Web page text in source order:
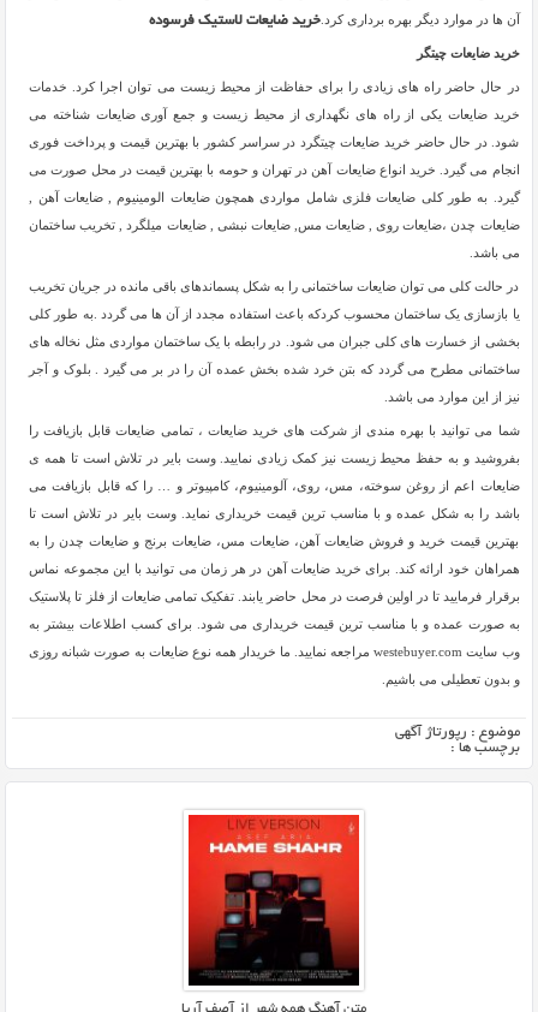
آن ها در موارد دیگر بهره برداری کرد.خرید ضایعات لاستیک فرسوده
خرید ضایعات چیتگر
در حال حاضر راه های زیادی را برای حفاظت از محیط زیست می توان اجرا کرد. خدمات
خرید ضایعات یکی از راه های نگهداری از محیط زیست و جمع آوری ضایعات شناخته می
شود. در حال حاضر خرید ضایعات چیتگرد در سراسر کشور با بهترین قیمت و پرداخت فوری
انجام می گیرد. خرید انواع ضایعات آهن در تهران و حومه با بهترین قیمت در محل صورت می
گیرد. به طور کلی ضایعات فلزی شامل مواردی همچون ضایعات الومینیوم , ضایعات آهن ,
ضایعات چدن ،ضایعات روی , ضایعات مس, ضایعات نبشی , ضایعات میلگرد , تخریب ساختمان
می باشد.
در حالت کلی می توان ضایعات ساختمانی را به شکل پسماندهای باقی مانده در جریان تخریب
یا بازسازی یک ساختمان محسوب کردکه باعث استفاده مجدد از آن ها می گردد .به طور کلی
بخشی از خسارت های کلی جبران می شود. در رابطه با یک ساختمان مواردی مثل نخاله های
ساختمانی مطرح می گردد که بتن خرد شده بخش عمده آن را در بر می گیرد . بلوک و آجر
نیز از این موارد می باشد.
شما می توانید با بهره مندی از شرکت های خرید ضایعات ، تمامی ضایعات قابل بازیافت را
بفروشید و به حفظ محیط زیست نیز کمک زیادی نمایید. وست بایر در تلاش است تا همه ی
ضایعات اعم از روغن سوخته، مس، روی، آلومینیوم، کامپیوتر و … را که قابل بازیافت می
باشد را به شکل عمده و با مناسب ترین قیمت خریداری نماید. وست بایر در تلاش است تا
بهترین قیمت خرید و فروش ضایعات آهن، ضایعات مس، ضایعات برنج و ضایعات چدن را به
همراهان خود ارائه کند. برای خرید ضایعات آهن در هر زمان می توانید با این مجموعه نماس
برقرار فرمایید تا در اولین فرصت در محل حاضر یابند. تفکیک تمامی ضایعات از فلز تا پلاستیک
به صورت عمده و با مناسب ترین قیمت خریداری می شود. برای کسب اطلاعات بیشتر به
وب سایت westebuyer.com مراجعه نمایید. ما خریدار همه نوع ضایعات به صورت شبانه روزی
و بدون تعطیلی می باشیم.
موضوع : رپورتاژ آگهی
برچسب ها :